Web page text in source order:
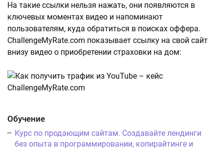
На такие ссылки нельзя нажать, они появляются в
ключевых моментах видео и напоминают
пользователям, куда обратиться в поисках оффера.
ChallengeMyRate.com показывает ссылку на свой сайт
внизу видео о приобретении страховки на дом:
Обучение
Курс по продающим сайтам. Создавайте лендинги
без опыта в программировании, копирайтинге и